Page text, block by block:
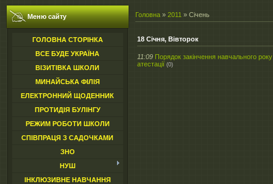
Меню сайту
ГОЛОВНА СТОРІНКА
ВСЕ БУДЕ УКРАЇНА
ВІЗИТІВКА ШКОЛИ
МИНАЙСЬКА ФІЛІЯ
ЕЛЕКТРОННИЙ ЩОДЕННИК
ПРОТИДІЯ БУЛІНГУ
РЕЖИМ РОБОТИ ШКОЛИ
СПІВПРАЦЯ З САДОЧКАМИ
ЗНО
НУШ
ІНКЛЮЗИВНЕ НАВЧАННЯ
Головна » 2011 » Січень
18 Січня, Вівторок
11:09 Порядок закінчення навчального
атестації (0)